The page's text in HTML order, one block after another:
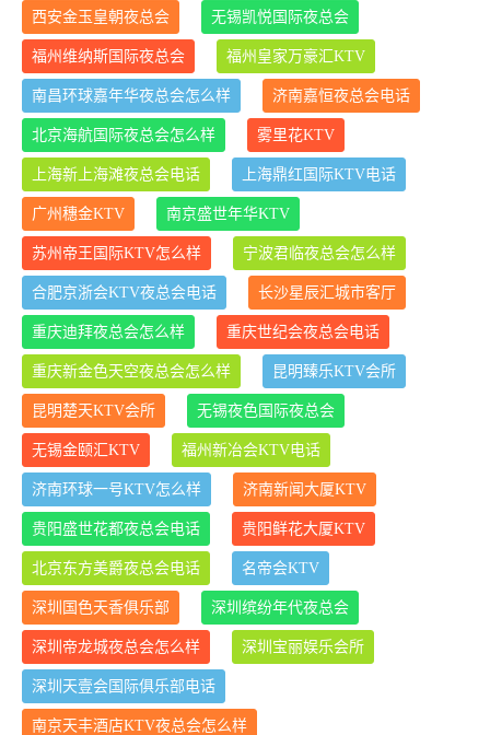
西安金玉皇朝夜总会 无锡凯悦国际夜总会
福州维纳斯国际夜总会 福州皇家万豪汇KTV
南昌环球嘉年华夜总会怎么样 济南嘉恒夜总会电话
北京海航国际夜总会怎么样 雾里花KTV
上海新上海滩夜总会电话 上海鼎红国际KTV电话
广州穗金KTV 南京盛世年华KTV
苏州帝王国际KTV怎么样 宁波君临夜总会怎么样
合肥京浙会KTV夜总会电话 长沙星辰汇城市客厅
重庆迪拜夜总会怎么样 重庆世纪会夜总会电话
重庆新金色天空夜总会怎么样 昆明臻乐KTV会所
昆明楚天KTV会所 无锡夜色国际夜总会
无锡金颐汇KTV 福州新冶会KTV电话
济南环球一号KTV怎么样 济南新闻大厦KTV
贵阳盛世花都夜总会电话 贵阳鲜花大厦KTV
北京东方美爵夜总会电话 名帝会KTV
深圳国色天香俱乐部 深圳缤纷年代夜总会
深圳帝龙城夜总会怎么样 深圳宝丽娱乐会所
深圳天壹会国际俱乐部电话
南京天丰酒店KTV夜总会怎么样